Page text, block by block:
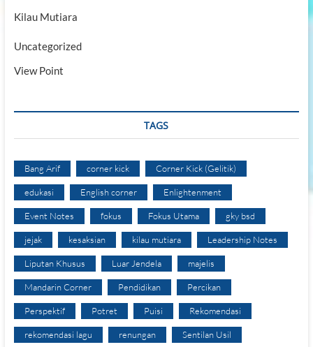
Kilau Mutiara
Uncategorized
View Point
TAGS
Bang Arif corner kick Corner Kick (Gelitik)
edukasi English corner Enlightenment
Event Notes fokus Fokus Utama gky bsd
jejak kesaksian kilau mutiara Leadership Notes
Liputan Khusus Luar Jendela majelis
Mandarin Corner Pendidikan Percikan
Perspektif Potret Puisi Rekomendasi
rekomendasi lagu renungan Sentilan Usil